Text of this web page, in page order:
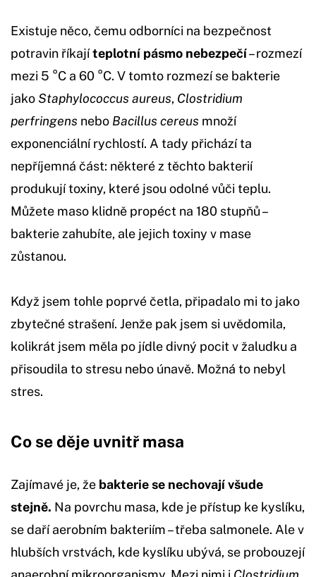
Existuje něco, čemu odborníci na bezpečnost
potravin říkajíteplotní pásmo nebezpečí– rozmezí
mezi 5 °C a 60 °C. V tomto rozmezí se bakterie
jako Staphylococcus aureus, Clostridium
perfringens nebo Bacillus cereus množí
exponenciální rychlostí. A tady přichází ta
nepříjemná část: některé z těchto bakterií
produkují toxiny, které jsou odolné vůči teplu.
Můžete maso klidně propéct na 180 stupňů –
bakterie zahubíte, ale jejich toxiny v mase
zůstanou.
Když jsem tohle poprvé četla, připadalo mi to jako
zbytečné strašení. Jenže pak jsem si uvědomila,
kolikrát jsem měla po jídle divný pocit v žaludku a
přisoudila to stresu nebo únavě. Možná to nebyl
stres.
Co se děje uvnitř masa
Zajímavé je, že bakterie se nechovají všude
stejně. Na povrchu masa, kde je přístup ke kyslíku,
se daří aerobním bakteriím – třeba salmonele. Ale v
hlubších vrstvách, kde kyslíku ubývá, se probouzejí